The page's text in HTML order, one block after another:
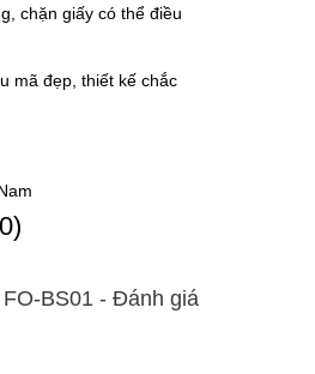
chặn giấy có thể điều
mã đẹp, thiết kế chắc
BS01 - Ðánh giá